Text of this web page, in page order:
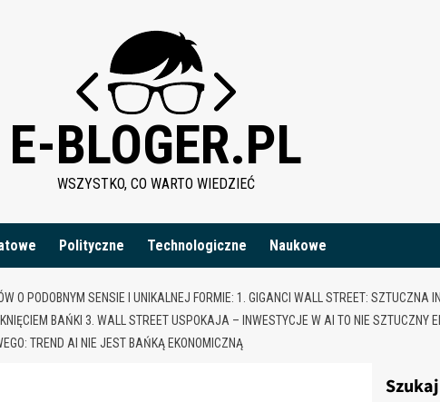
E-BLOGER.PL
WSZYSTKO, CO WARTO WIEDZIEĆ
Polityczne Technologiczne Naukowe
O PODOBNYM SENSIE I UNIKALNEJ FORMIE: 1. GIGANCI WALL STREET: SZTUCZNA
BAŃKI 3. WALL STREET USPOKAJA – INWESTYCJE W AI TO NIE
TREND AI NIE JEST BAŃKĄ EKONOMICZNĄ
Szukaj